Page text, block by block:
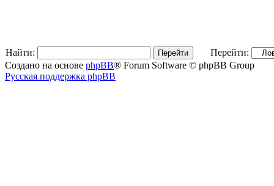
Найти:
Перейти:
Создано на основе phpBB® Forum Software © phpBB Group
Русская поддержка phpBB